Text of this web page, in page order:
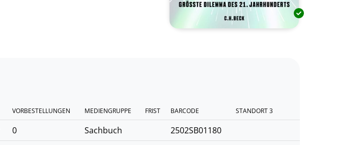
VORBESTELLUNGEN MEDIENGRUPPE FRIST BARCODE STANDORT 3
0 Sachbuch
2502SB01180